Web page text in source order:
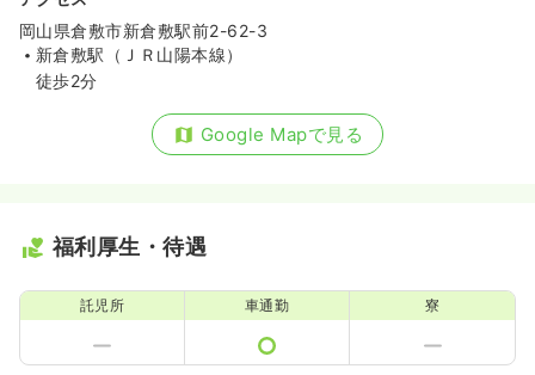
岡山県倉敷市新倉敷駅前2-62-3
新倉敷駅（ＪＲ山陽本線）
徒歩2分
Google Mapで見る
福利厚生・待遇
託児所 車通勤 寮